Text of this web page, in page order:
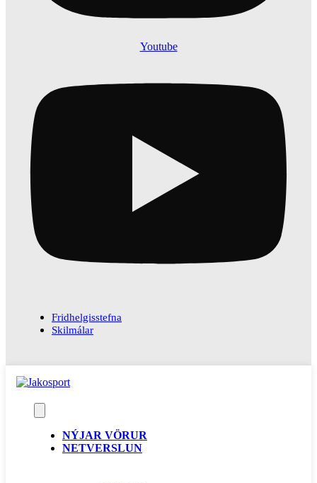
Youtube
Fridhelgisstefna
Skilmálar
NÝJAR VÖRUR
NETVERSLUN